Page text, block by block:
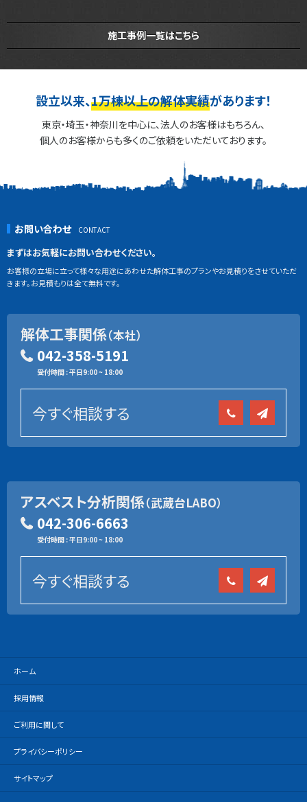
施工事例一覧はこちら
設立以来、1万棟以上の解体実績があります！
東京・埼玉・神奈川を中心に、法人のお客様はもちろん、
個人のお客様からも多くのご依頼をいただいております。
お問い合わせ
まずはお気軽にお問い合わせください。
お客様の立場に立って様々な用途にあわせた解体工事のプランやお見積りをさせていただ
きます。お見積もりは全て無料です。
解体工事関係（本社）
042-358-5191
受付時間 : 平日9:00 ~ 18:00
今すぐ相談する
アスベスト分析関係（武蔵台LABO）
042-306-6663
受付時間 : 平日9:00 ~ 18:00
今すぐ相談する
ホーム
採用情報
ご利用に関して
プライバシーポリシー
サイトマップ